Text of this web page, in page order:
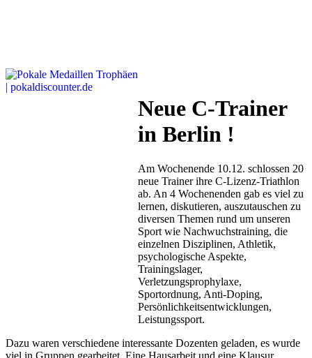
Neue C-Trainer
in Berlin !
Am Wochenende 10.12. schlossen 20
neue Trainer ihre C-Lizenz-Triathlon
ab. An 4 Wochenenden gab es viel zu
lernen, diskutieren, auszutauschen zu
diversen Themen rund um unseren
Sport wie Nachwuchstraining, die
einzelnen Disziplinen, Athletik,
psychologische Aspekte,
Trainingslager,
Verletzungsprophylaxe,
Sportordnung, Anti-Doping,
Persönlichkeitsentwicklungen,
Leistungssport.
Dazu waren verschiedene interessante Dozenten geladen, es wurde
viel in Gruppen gearbeitet. Eine Hausarbeit und eine Klausur